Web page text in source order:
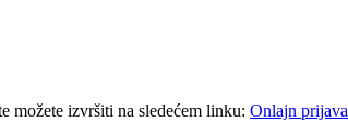
možete izvršiti na sledećem linku: Onlajn prijava